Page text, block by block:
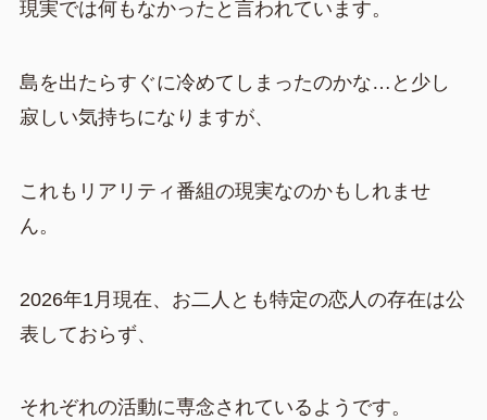
現実では何もなかったと言われています。
島を出たらすぐに冷めてしまったのかな…と少し
寂しい気持ちになりますが、
これもリアリティ番組の現実なのかもしれませ
ん。
2026年1月現在、お二人とも特定の恋人の存在は公
表しておらず、
それぞれの活動に専念されているようです。